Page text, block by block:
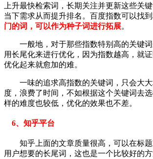
上升最快检索词，长期关注并更新这些关
当下需求从而提升排名。百度指数可以找到
门的词，可以作为种子词进行拓展。
一般地，对于那些指数特别高的关键词
用长尾化来进行优化，因为指数越高，就
优化起来就愈加的难。
一味的追求高指数的关键词，只会大大
度，浪费了时间，不如根据这个关键词去
样的难度也较低，优化的效果也不差。
6、知乎平台
知乎上面的文章质量很高，可以在标题
用户想要的长尾词，这也是一个比较好的方